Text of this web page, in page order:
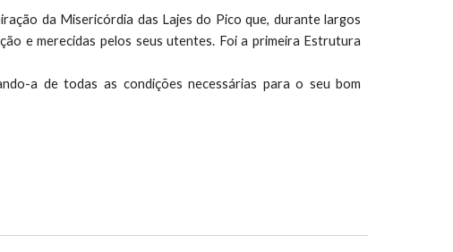
da Misericórdia das Lajes do Pico que, durante largos
e merecidas pelos seus utentes. Foi a primeira Estrutura
a de todas as condições necessárias para o seu bom